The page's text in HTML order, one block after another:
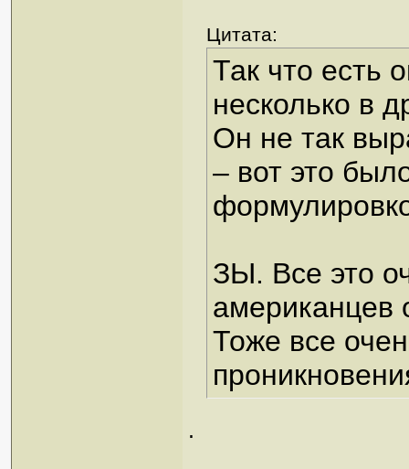
Цитата:
Так что есть
несколько в
Он не так
– вот это
ЗЫ. Все это
американцев
Тоже все
.